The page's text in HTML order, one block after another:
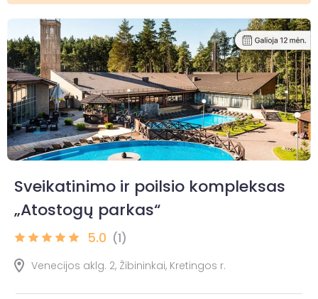
Sveikatinimo ir poilsio kompleksas
„Atostogų parkas“
5.0 (1)
Venecijos aklg. 2, Žibininkai, Kretingos r.